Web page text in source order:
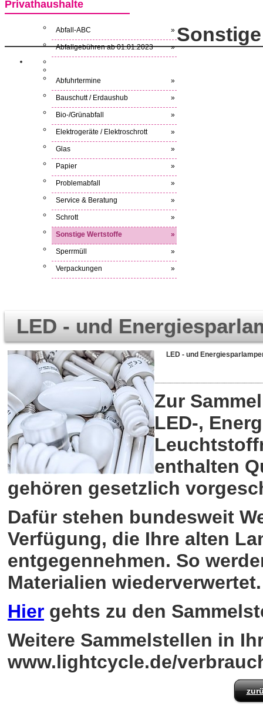
Privathaushalte
Abfall-ABC »
Abfallgebühren ab 01.01.2023 »
Abfuhrtermine »
Bauschutt / Erdaushub »
Bio-/Grünabfall »
Elektrogeräte / Elektroschrott »
Glas »
Papier »
Problemabfall »
Service & Beratung »
Schrott »
Sonstige Wertstoffe »
Sperrmüll »
Verpackungen »
LED - und
LED - und
Zur
LED-,
enthalten
gehören gesetzlich
Dafür stehen bundesweit
Verfügung, die Ihre alten
entgegennehmen. So
Materialien wiederverwertet.
Hier gehts zu den
Weitere Sammelstellen in
www.lightcycle.de/